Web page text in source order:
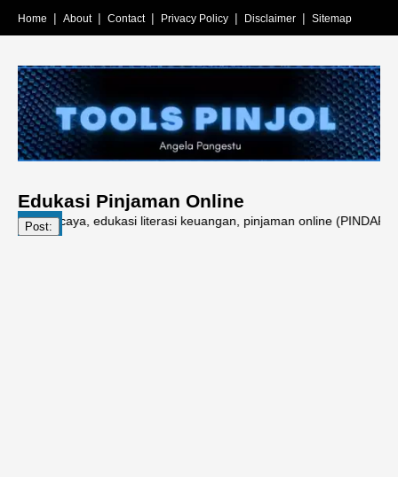
Home About Contact Privacy Policy Disclaimer Sitemap
Edukasi Pinjaman Online
Post:edukasi literasi keuangan, pinjaman online (PINDAR),